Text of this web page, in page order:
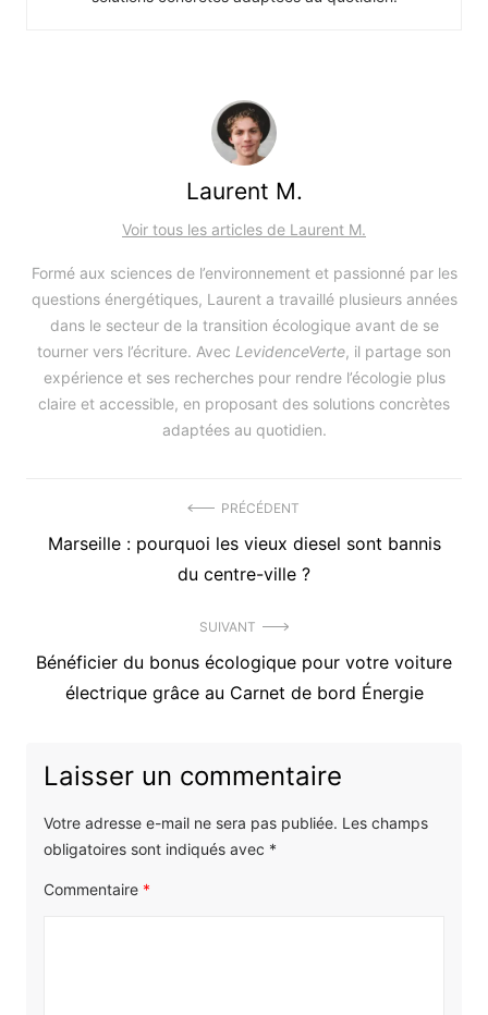
Laurent M.
Voir tous les articles de Laurent M.
Formé aux sciences de l’environnement et passionné par les
questions énergétiques, Laurent a travaillé plusieurs années
dans le secteur de la transition écologique avant de se
tourner vers l’écriture. Avec LevidenceVerte, il partage son
expérience et ses recherches pour rendre l’écologie plus
claire et accessible, en proposant des solutions concrètes
adaptées au quotidien.
de
PRÉCÉDENT
Précédent
Marseille : pourquoi les vieux diesel sont bannis
du centre-ville ?
SUIVANT
Article
suivant
Bénéficier du bonus écologique pour votre voiture
électrique grâce au Carnet de bord Énergie
Laisser un commentaire
Votre adresse e-mail ne sera pas publiée. Les champs
obligatoires sont indiqués avec *
Commentaire *